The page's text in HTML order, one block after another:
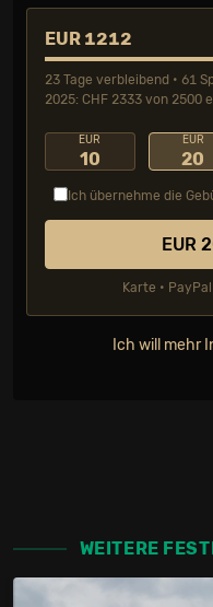
EUR 1212
23 Tage verbleibend • 61
2025: CHF 2333 von 2500
EUR
10
EUR
20
Ich übernehme die
EUR
Karte •
Ich will mehr
WEITERE